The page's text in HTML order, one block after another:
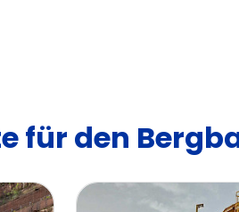
für den